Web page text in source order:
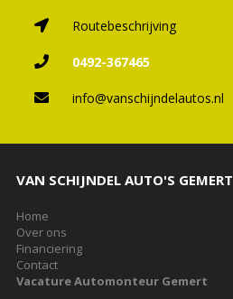
Routebeschrijving
0492-367465
info@vanschijndelautos.nl
VAN SCHIJNDEL AUTO'S GEMERT
Home
Over ons
Financiering
Contact
Vacature Automonteur Gemert